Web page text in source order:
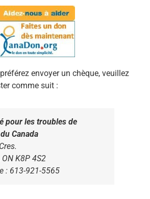
envoyer un chèque, veuillez
comme suit :
pour les troubles de
Canada
K8P 4S2
: 613-921-5565